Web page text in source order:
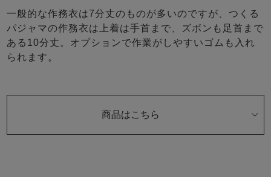
一般的な作務衣は7分丈のものが多いのですが、つくる
パジャマの作務衣は上着は手首まで、ズボンも足首まで
ある10分丈。オプションで作業がしやすいゴムも入れ
られます。
商品はこちら